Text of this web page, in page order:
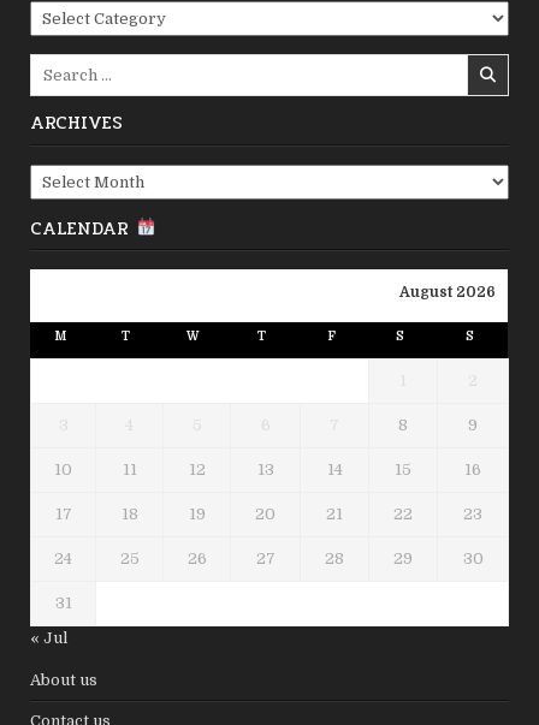
Categories
ARCHIVES
Archives
CALENDAR
August 2026
M T W T F S S
1 2
3 4 5 6 7 8 9
10 11 12 13 14 15 16
17 18 19 20 21 22 23
24 25 26 27 28 29 30
31
« Jul
About us
Contact us